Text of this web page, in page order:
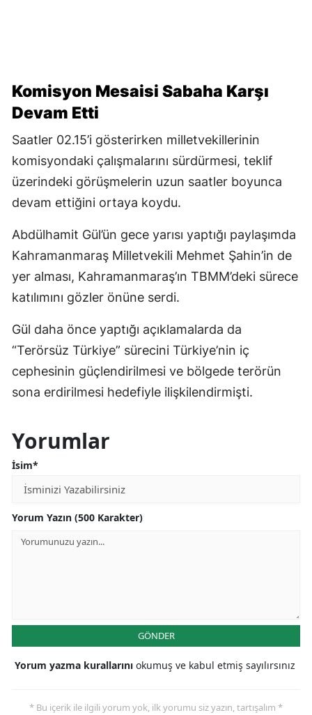
Komisyon Mesaisi Sabaha Karşı
Devam Etti
Saatler 02.15’i gösterirken milletvekillerinin
komisyondaki çalışmalarını sürdürmesi, teklif
üzerindeki görüşmelerin uzun saatler boyunca
devam ettiğini ortaya koydu.
Abdülhamit Gül’ün gece yarısı yaptığı paylaşımda
Kahramanmaraş Milletvekili Mehmet Şahin’in de
yer alması, Kahramanmaraş’ın TBMM’deki sürece
katılımını gözler önüne serdi.
Gül daha önce yaptığı açıklamalarda da
“Terörsüz Türkiye” sürecini Türkiye’nin iç
cephesinin güçlendirilmesi ve bölgede terörün
sona erdirilmesi hedefiyle ilişkilendirmişti.
Yorumlar
İsim*
Yorum Yazın (500 Karakter)
GÖNDER
Yorum yazma kurallarını okumuş ve kabul etmiş sayılırsınız
* Bu içerik ile ilgili yorum yok, ilk yorumu siz yazın, tartışalım *